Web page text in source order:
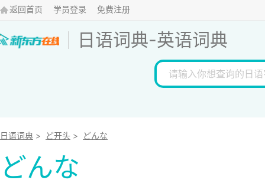
返回首页 学员登录 免费注册
日语词典-英语词典
日语词典 > ど开头 > どんな
どんな